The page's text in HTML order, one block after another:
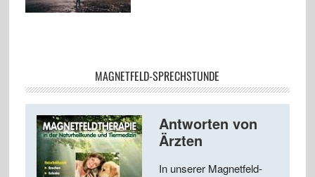
MAGNETFELD-SPRECHSTUNDE
Antworten von
Ärzten
In unserer Magnetfeld-